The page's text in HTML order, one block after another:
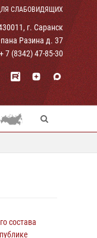
СЛАБОВИДЯЩИХ
г. Саранск
Разина д. 37
+ 7 (8342) 47-85-30
состава